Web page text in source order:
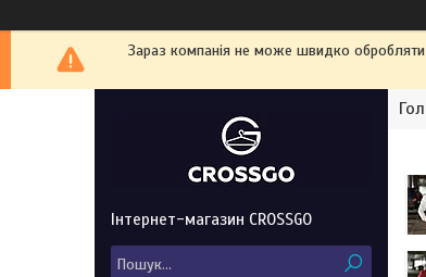
Зараз компанія не може швидко обробляти
Інтернет-магазин CROSSGO